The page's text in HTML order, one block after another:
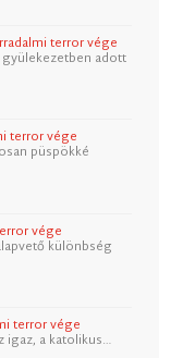
terror vége
adott
terror vége
püspökké
vége
különbség
terror vége
igaz, a katolikus…